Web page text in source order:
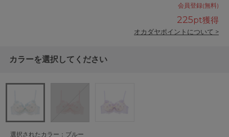
会員登録(無料)
225pt獲得
オカダヤポイントについて >
カラーを選択してください
選択されたカラー：ブルー